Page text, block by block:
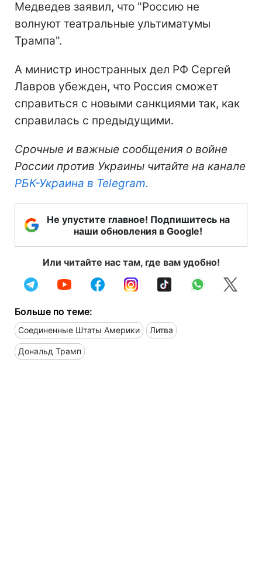
Медведев заявил, что "Россию не
волнуют театральные ультиматумы
Трампа".
А министр иностранных дел РФ Сергей
Лавров убежден, что Россия сможет
справиться с новыми санкциями так, как
справилась с предыдущими.
Срочные и важные сообщения о войне
России против Украины читайте на канале
РБК-Украина в Telegram.
Не упустите главное! Подпишитесь на
наши обновления в Google!
Или читайте нас там, где вам удобно!
Больше по теме:
Соединенные Штаты Америки Литва
Дональд Трамп